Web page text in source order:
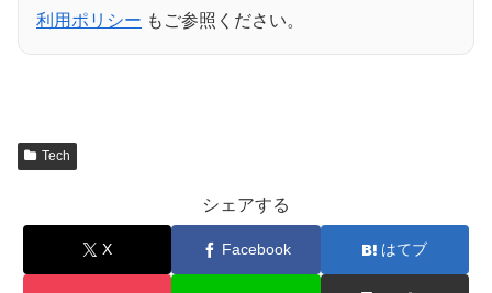
利用ポリシー もご参照ください。
Tech
シェアする
X Facebook はてブ